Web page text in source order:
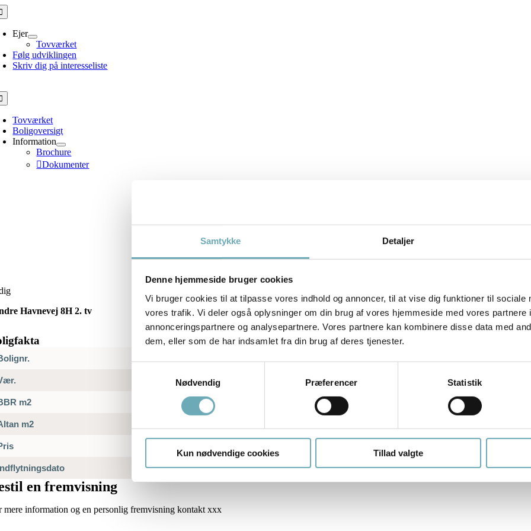
Samtykke Detaljer
Denne hjemmeside bruger cookies
Vi bruger cookies til at tilpasse vores indhold og annoncer, til at vise dig funktioner til sociale
vores trafik. Vi deler også oplysninger om din brug af vores hjemmeside med vores partnere
annonceringspartnere og analysepartnere. Vores partnere kan kombinere disse data med
dem, eller som de har indsamlet fra din brug af deres tjenester.
Nødvendig
Præferencer Statistik
Kun nødvendige cookies Tillad valgte
Skip
to
content
Ejer
Tovværket
Følg udviklingen
Skriv dig på interesseliste
Tovværket
Boligoversigt
Information
Brochure
Dokumenter
Download plantegning
Havnevej 8H 2. tv
m2
m2
en fremvisning
mere information og en personlig fremvisning kontakt xxx